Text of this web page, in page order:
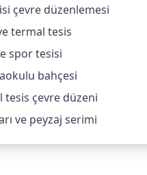
çevre düzenlemesi
termal tesis
spor tesisi
bahçesi
tesis çevre düzeni
ve peyzaj serimi